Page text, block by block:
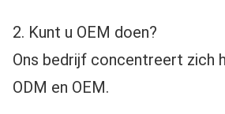
2. Kunt u OEM doen?
Ons bedrijf concentreert zich
ODM en OEM.